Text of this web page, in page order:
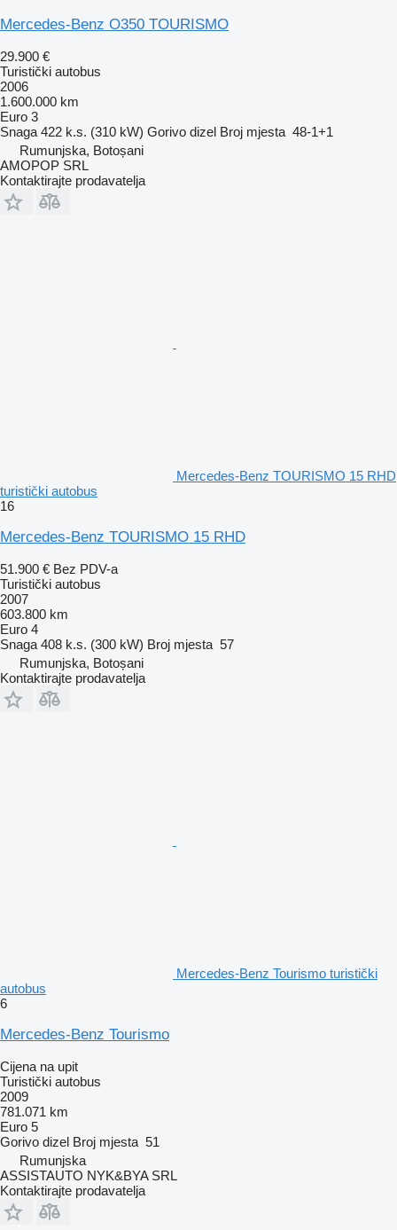
Mercedes-Benz O350 TOURISMO
29.900 €
Turistički autobus
2006
1.600.000 km
Euro 3
Snaga 422 k.s. (310 kW) Gorivo dizel Broj mjesta 48-1+1
Rumunjska, Botoșani
AMOPOP SRL
Kontaktirajte prodavatelja
Mercedes-Benz TOURISMO 15 RHD
turistički autobus
16
Mercedes-Benz TOURISMO 15 RHD
51.900 € Bez PDV-a
Turistički autobus
2007
603.800 km
Euro 4
Snaga 408 k.s. (300 kW) Broj mjesta 57
Rumunjska, Botoșani
Kontaktirajte prodavatelja
Mercedes-Benz Tourismo turistički
autobus
6
Mercedes-Benz Tourismo
Cijena na upit
Turistički autobus
2009
781.071 km
Euro 5
Gorivo dizel Broj mjesta 51
Rumunjska
ASSISTAUTO NYK&BYA SRL
Kontaktirajte prodavatelja